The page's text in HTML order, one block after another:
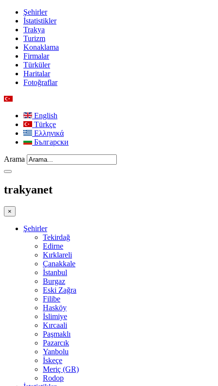
Şehirler
İstatistikler
Trakya
Turizm
Konaklama
Firmalar
Türküler
Haritalar
Fotoğraflar
English
Türkçe
Ελληνικά
Български
Arama
trakyanet
×
Şehirler
Tekirdağ
Edirne
Kırklareli
Çanakkale
İstanbul
Burgaz
Eski Zağra
Filibe
Hasköy
İslimiye
Kırcaali
Paşmaklı
Pazarcık
Yanbolu
İskeçe
Meriç (GR)
Rodop